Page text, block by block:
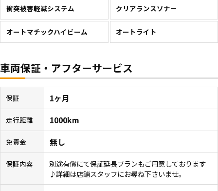
衝突被害軽減システム クリアランスソナー
オートマチックハイビーム オートライト
車両保証・アフターサービス
保証 1ヶ月
走行距離 1000km
免責金 無し
保証内容
別途有償にて保証延長プランもご用意しております
♪詳細は店舗スタッフにお尋ね下さいませ。